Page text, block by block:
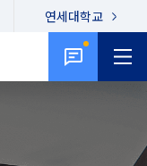
연세대학교